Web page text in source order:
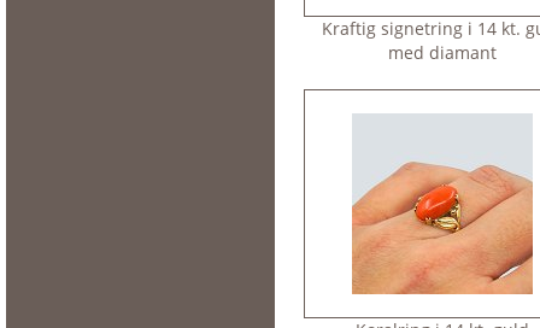
Kraftig signetring i 14 kt.
med diamant